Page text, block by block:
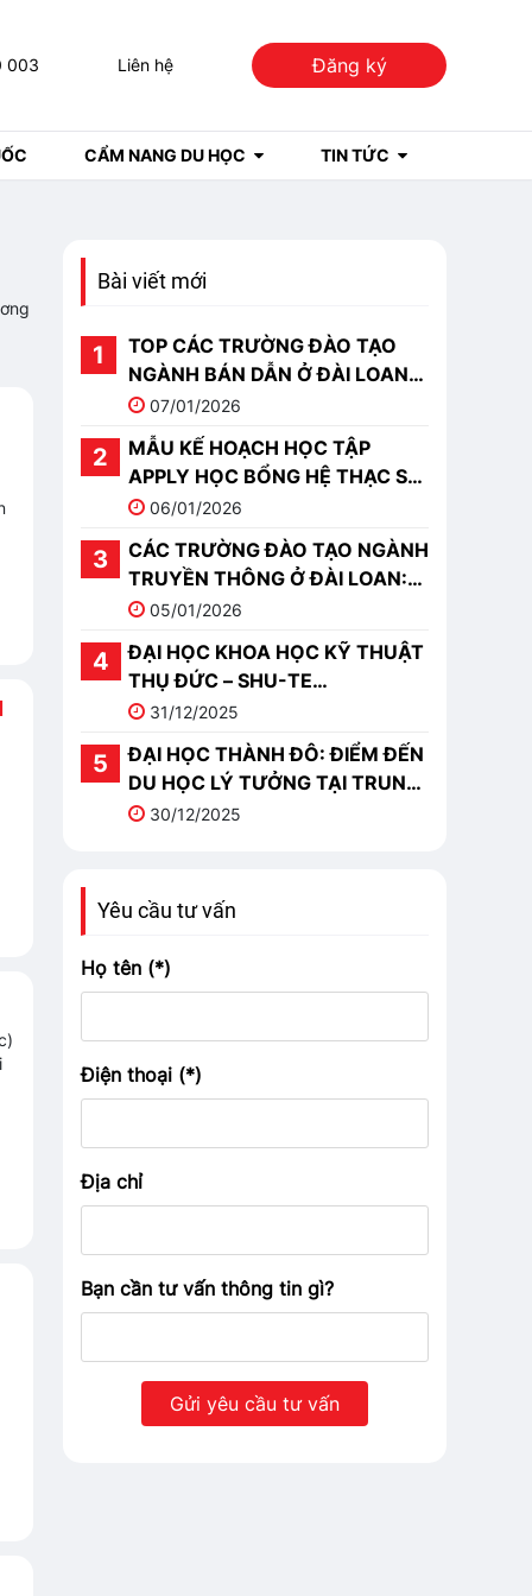
003 Liên hệ Đăng ký
CẨM NANG DU HỌC TIN TỨC
Bài viết mới
TOP CÁC TRƯỜNG ĐÀO TẠO
NGÀNH BÁN DẪN Ở ĐÀI LOAN
TỐT NHẤT 2026
07/01/2026
MẪU KẾ HOẠCH HỌC TẬP
APPLY HỌC BỔNG HỆ THẠC SĨ
DU HỌC TRUNG QUỐC
06/01/2026
CÁC TRƯỜNG ĐÀO TẠO NGÀNH
TRUYỀN THÔNG Ở ĐÀI LOAN:
TOP 10 TRƯỜNG NỔI BẬT
05/01/2026
ĐẠI HỌC KHOA HỌC KỸ THUẬT
THỤ ĐỨC – SHU-TE
UNIVERSITY (樹德科技大學)
31/12/2025
ĐẠI HỌC THÀNH ĐÔ: ĐIỂM ĐẾN
DU HỌC LÝ TƯỞNG TẠI TRUNG
QUỐC
30/12/2025
Yêu cầu tư vấn
Họ tên (*)
Điện thoại (*)
Địa chỉ
Bạn cần tư vấn thông tin gì?